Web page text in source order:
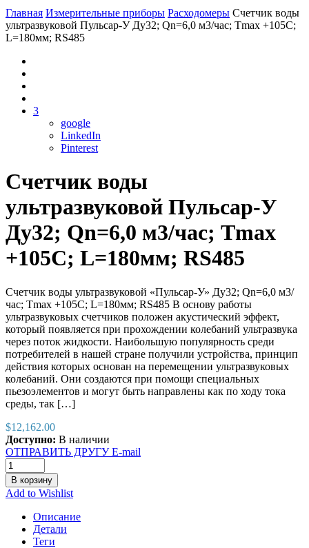
Главная Измерительные приборы Расходомеры Счетчик воды
ультразвуковой Пульсар-У Ду32; Qn=6,0 м3/час; Tmax +105C;
L=180мм; RS485
3
google
LinkedIn
Pinterest
Счетчик воды
ультразвуковой Пульсар-У
Ду32; Qn=6,0 м3/час; Tmax
+105C; L=180мм; RS485
Счетчик воды ультразвуковой «Пульсар-У» Ду32; Qn=6,0 м3/
час; Tmax +105C; L=180мм; RS485 В основу работы
ультразвуковых счетчиков положен акустический эффект,
который появляется при прохождении колебаний ультразвука
через поток жидкости. Наибольшую популярность среди
потребителей в нашей стране получили устройства, принцип
действия которых основан на перемещении ультразвуковых
колебаний. Они создаются при помощи специальных
пьезоэлементов и могут быть направлены как по ходу тока
среды, так […]
$12,162.00
Доступно: В наличии
ОТПРАВИТЬ ДРУГУ E-mail
В корзину
Add to Wishlist
Описание
Детали
Теги